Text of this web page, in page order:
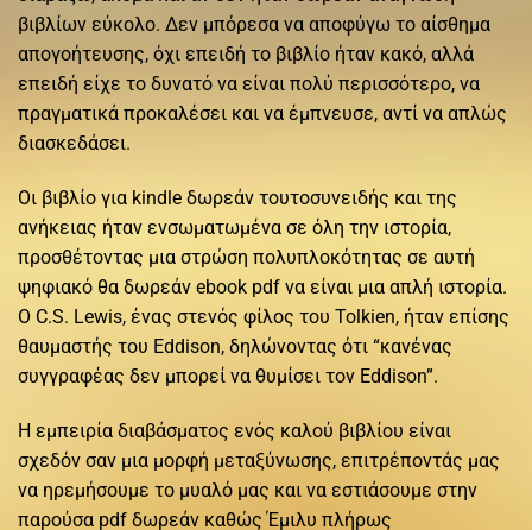
βιβλίων εύκολο. Δεν μπόρεσα να αποφύγω το αίσθημα
απογοήτευσης, όχι επειδή το βιβλίο ήταν κακό, αλλά
επειδή είχε το δυνατό να είναι πολύ περισσότερο, να
πραγματικά προκαλέσει και να έμπνευσε, αντί να απλώς
διασκεδάσει.
Οι βιβλίο για kindle δωρεάν τουτοσυνειδής και της
ανήκειας ήταν ενσωματωμένα σε όλη την ιστορία,
προσθέτοντας μια στρώση πολυπλοκότητας σε αυτή
ψηφιακό θα δωρεάν ebook pdf να είναι μια απλή ιστορία.
Ο C.S. Lewis, ένας στενός φίλος του Tolkien, ήταν επίσης
θαυμαστής του Eddison, δηλώνοντας ότι “κανένας
συγγραφέας δεν μπορεί να θυμίσει τον Eddison”.
Η εμπειρία διαβάσματος ενός καλού βιβλίου είναι
σχεδόν σαν μια μορφή μεταξύνωσης, επιτρέποντάς μας
να ηρεμήσουμε το μυαλό μας και να εστιάσουμε στην
παρούσα pdf δωρεάν καθώς Έμιλυ πλήρως